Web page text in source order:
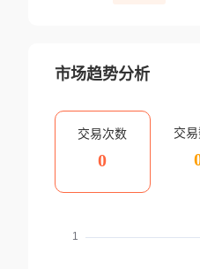
市场趋势分析
交易次数
0
交